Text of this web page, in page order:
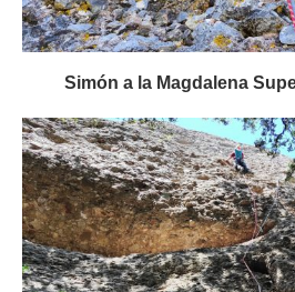
Simón a la Magdalena